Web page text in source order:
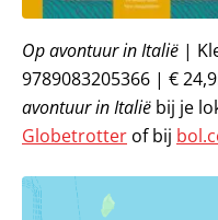
Op avontuur in Italië |
9789083205366 | €
avontuur in Italië bij je
Globetrotter of bij